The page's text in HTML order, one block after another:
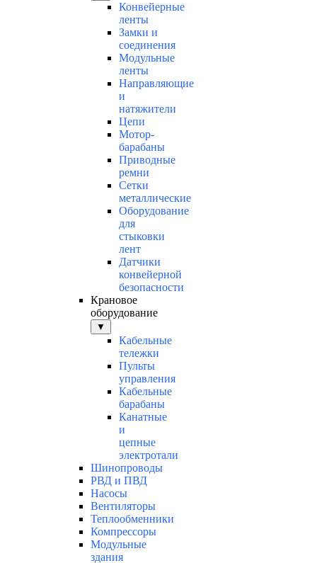
Конвейерные
ленты
Замки и
соединения
Модульные
ленты
Направляющие
и
натяжители
Цепи
Мотор-
барабаны
Приводные
ремни
Сетки
металлические
Оборудование
для
стыковки
лент
Датчики
конвейерной
безопасности
Крановое
оборудование
▼
Кабельные
тележки
Пульты
управления
Кабельные
барабаны
Канатные
и
цепные
электротали
Шинопроводы
РВД и ПВД
Насосы
Вентиляторы
Теплообменники
Компрессоры
Модульные
здания